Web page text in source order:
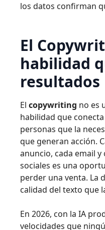
los datos confirman
El
habilidad
resultados
El copywriting no es
habilidad que
personas que la
que generan acción.
anuncio, cada email
sociales es una
perder una venta. La
calidad del texto que
En 2026, con la IA
velocidades que